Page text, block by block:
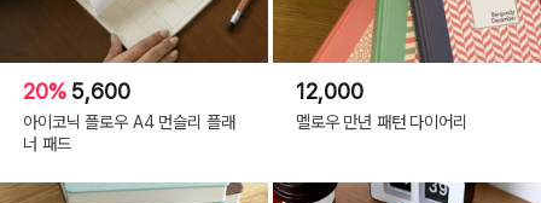
20% 5,600
아이코닉 플로우 A4 먼슬리 플래
너 패드
12,000
멜로우 만년 패턴 다이어리